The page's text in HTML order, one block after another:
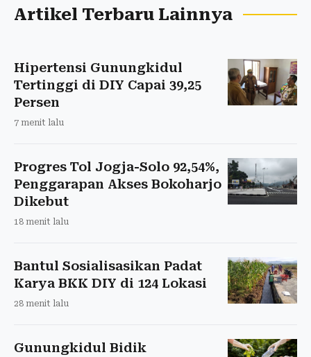
Artikel Terbaru Lainnya
Hipertensi Gunungkidul
Tertinggi di DIY Capai 39,25
Persen
7 menit lalu
Progres Tol Jogja-Solo 92,54%,
Penggarapan Akses Bokoharjo
Dikebut
18 menit lalu
Bantul Sosialisasikan Padat
Karya BKK DIY di 124 Lokasi
28 menit lalu
Gunungkidul Bidik